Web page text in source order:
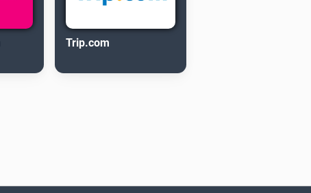
Trip.com